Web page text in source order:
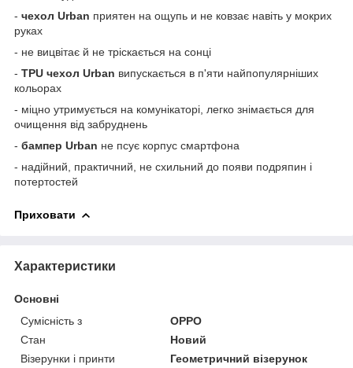
- чехол Urban приятен на ощупь и не ковзає навіть у мокрих
руках
- не вицвітає й не тріскається на сонці
- TPU чехол Urban випускається в п'яти найпопулярніших
кольорах
- міцно утримується на комунікаторі, легко знімається для
очищення від забруднень
- бампер Urban не псує корпус смартфона
- надійний, практичний, не схильний до появи подряпин і
потертостей
Приховати
Характеристики
Основні
Сумісність з
OPPO
Стан
Новий
Візерунки і принти
Геометричний візерунок